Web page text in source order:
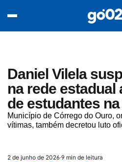
Daniel Vilela
na rede estadual
de estudantes na
Município de Córrego do Ouro,
vítimas, também decretou luto
2 de junho de 2026·9 min de leitura
acontece agora
entretenimento
vídeos
pod020